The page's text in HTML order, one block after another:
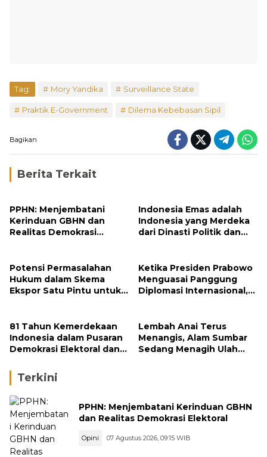
Tag: Mory Yandika Surveillance State
Praktik E-Government Dilema Kebebasan Sipil
Bagikan
Berita Terkait
PPHN: Menjembatani
Kerinduan GBHN dan
Realitas Demokrasi
Indonesia Emas adalah
Indonesia yang Merdeka
dari Dinasti Politik dan
Potensi Permasalahan
Hukum dalam Skema
Ekspor Satu Pintu untuk
Ketika Presiden Prabowo
Menguasai Panggung
Diplomasi Internasional,
Safari Politik Nasional
81 Tahun Kemerdekaan
Indonesia dalam Pusaran
Demokrasi Elektoral dan
Sebuah Resonansi
Lembah Anai Terus
Menangis, Alam Sumbar
Sedang Menagih Ulah
Terkini
PPHN: Menjembatani Kerinduan GBHN
dan Realitas Demokrasi Elektoral
Opini 07 Agustus 2026, 09:15 WIB